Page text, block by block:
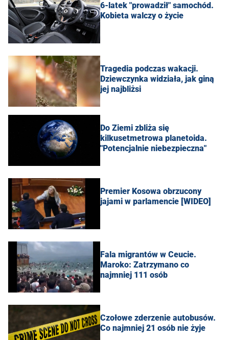
6-latek "prowadził" samochód.
Kobieta walczy o życie
Tragedia podczas wakacji.
Dziewczynka widziała, jak giną
jej najbliżsi
Do Ziemi zbliża się
kilkusetmetrowa planetoida.
"Potencjalnie niebezpieczna"
Premier Kosowa obrzucony
jajami w parlamencie [WIDEO]
Fala migrantów w Ceucie.
Maroko: Zatrzymano co
najmniej 111 osób
Czołowe zderzenie autobusów.
Co najmniej 21 osób nie żyje